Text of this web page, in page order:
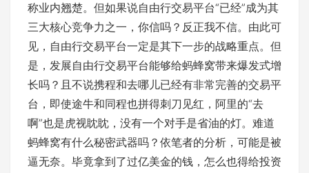
称业内翘楚。但如果说自由行交易平台“已经”成为其
三大核心竞争力之一，你信吗？反正我不信。由此可
见，自由行交易平台一定是其下一步的战略重点。但
是，发展自由行交易平台能够给蚂蜂窝带来爆发式增
长吗？且不说携程和去哪儿已经有非常完善的交易平
台，即使途牛和同程也拼得刺刀见红，阿里的“去
啊”也是虎视眈眈，没有一个对手是省油的灯。难道
蚂蜂窝有什么秘密武器吗？依笔者的分析，可能是被
逼无奈。毕竟拿到了过亿美金的钱，怎么也得给投资